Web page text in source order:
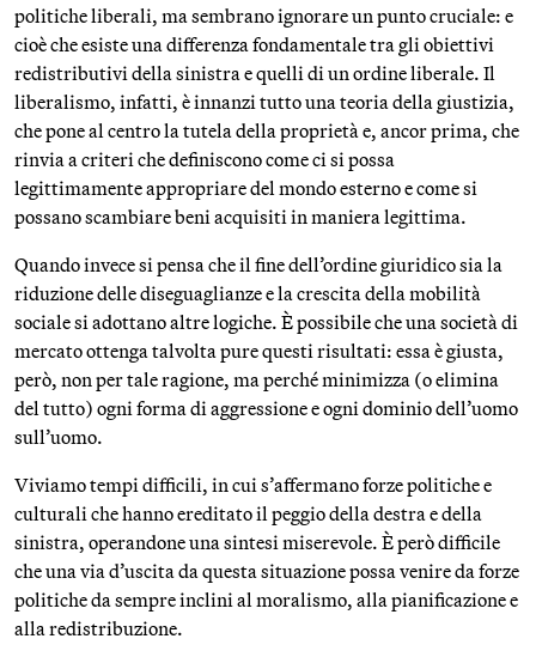
politiche liberali, ma sembrano ignorare un punto cruciale: e
cioè che esiste una differenza fondamentale tra gli obiettivi
redistributivi della sinistra e quelli di un ordine liberale. Il
liberalismo, infatti, è innanzi tutto una teoria della giustizia,
che pone al centro la tutela della proprietà e, ancor prima, che
rinvia a criteri che definiscono come ci si possa
legittimamente appropriare del mondo esterno e come si
possano scambiare beni acquisiti in maniera legittima.
Quando invece si pensa che il fine dell’ordine giuridico sia la
riduzione delle diseguaglianze e la crescita della mobilità
sociale si adottano altre logiche. È possibile che una società di
mercato ottenga talvolta pure questi risultati: essa è giusta,
però, non per tale ragione, ma perché minimizza (o elimina
del tutto) ogni forma di aggressione e ogni dominio dell’uomo
sull’uomo.
Viviamo tempi difficili, in cui s’affermano forze politiche e
culturali che hanno ereditato il peggio della destra e della
sinistra, operandone una sintesi miserevole. È però difficile
che una via d’uscita da questa situazione possa venire da forze
politiche da sempre inclini al moralismo, alla pianificazione e
alla redistribuzione.